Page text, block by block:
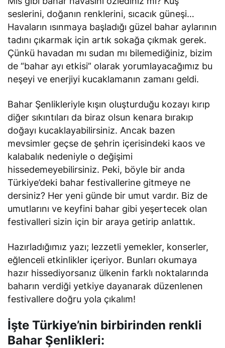
seslerini, doğanın renklerini, sıcacık güneşi…
Havaların ısınmaya başladığı güzel bahar aylarının
tadını çıkarmak için artık sokağa çıkmak gerek.
Çünkü havadan mı sudan mı bilemediğiniz, bizim
de “bahar ayı etkisi” olarak yorumlayacağımız bu
neşeyi ve enerjiyi kucaklamanın zamanı geldi.
Bahar Şenlikleriyle kışın oluşturduğu kozayı kırıp
diğer sıkıntıları da biraz olsun kenara bırakıp
doğayı kucaklayabilirsiniz. Ancak bazen
mevsimler geçse de şehrin içerisindeki kaos ve
kalabalık nedeniyle o değişimi
hissedemeyebilirsiniz. Peki, böyle bir anda
Türkiye’deki bahar festivallerine gitmeye ne
dersiniz? Her yeni günde bir umut vardır. Biz de
umutlarını ve keyfini bahar gibi yeşertecek olan
festivalleri sizin için bir araya getirip anlattık.
Hazırladığımız yazı; lezzetli yemekler, konserler,
eğlenceli etkinlikler içeriyor. Bunları okumaya
hazır hissediyorsanız ülkenin farklı noktalarında
baharın verdiği yetkiye dayanarak düzenlenen
festivallere doğru yola çıkalım!
İşte Türkiye’nin birbirinden renkli
Bahar Şenlikleri: